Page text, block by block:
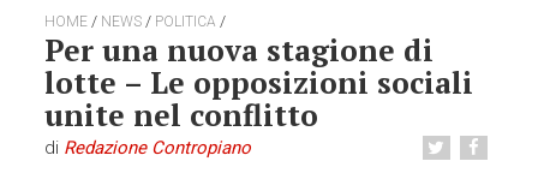
HOME / NEWS / POLITICA /
Per una nuova stagione di
lotte – Le opposizioni sociali
unite nel conflitto
di Redazione Contropiano